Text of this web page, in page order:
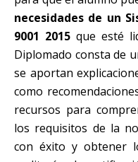
necesidades de un
9001 2015que esté
Diplomado consta de
se aportan
como
recursos para
los requisitos de la
con éxito y obtener